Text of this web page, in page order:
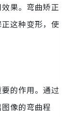
果。弯曲矫正
这种变形，使
的作用。通过
像的弯曲程